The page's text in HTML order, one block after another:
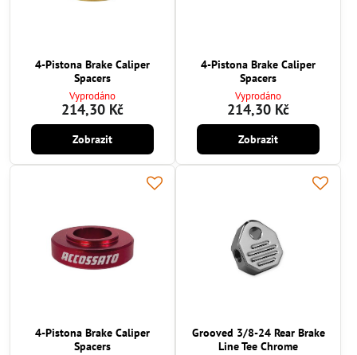
4-Pistona Brake Caliper
Spacers
Vyprodáno
214,30 Kč
Zobrazit
4-Pistona Brake Caliper
Spacers
Vyprodáno
214,30 Kč
Zobrazit
4-Pistona Brake Caliper
Spacers
Grooved 3/8-24 Rear Brake
Line Tee Chrome